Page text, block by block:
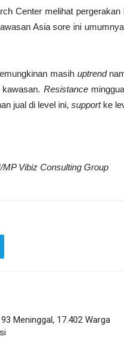
Center melihat
Asia sore ini
masih uptrend
Resistance
jual di level ini, supportke
Vibiz Consulting Group
Meninggal, 17.402 Warga